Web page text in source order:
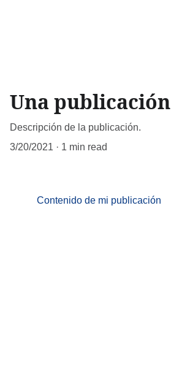
Una publicación
Descripción de la publicación.
3/20/2021
1 min read
Contenido de mi publicación